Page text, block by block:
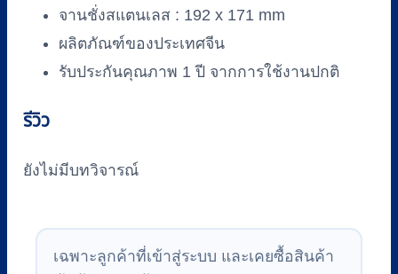
จานชั่งสแตนเลส : 192 x 171 mm
ผลิตภัณฑ์ของประเทศจีน
รับประกันคุณภาพ 1 ปี จากการใช้งานปกติ
รีวิว
ยังไม่มีบทวิจารณ์
เฉพาะลูกค้าที่เข้าสู่ระบบ และเคยซื้อสินค้า